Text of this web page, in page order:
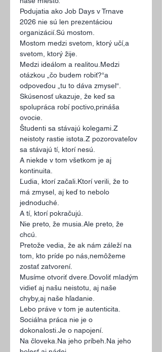
Podujatia ako Job Days v Trnave
2026 nie sú len prezentáciou
organizácií.Sú mostom.
Mostom medzi svetom, ktorý učí,a
svetom, ktorý žije.
Medzi ideálom a realitou.Medzi
otázkou „čo budem robiť?“a
odpoveďou „tu to dáva zmysel“.
Skúsenosť ukazuje, že keď sa
spolupráca robí poctivo,prináša
ovocie.
Študenti sa stávajú kolegami.Z
neistoty rastie istota.Z pozorovateľov
sa stávajú tí, ktorí nesú.
A niekde v tom všetkom je aj
kontinuita.
Ľudia, ktorí začali.Ktorí verili, že to
má zmysel, aj keď to nebolo
jednoduché.
A tí, ktorí pokračujú.
Nie preto, že musia.Ale preto, že
chcú.
Pretože vedia, že ak nám záleží na
tom, kto príde po nás,nemôžeme
zostať zatvorení.
Musíme otvoriť dvere.Dovoliť mladým
vidieť aj našu neistotu, aj naše
chyby,aj naše hľadanie.
Lebo práve v tom je autenticita.
Sociálna práca nie je o
dokonalosti.Je o napojení.
Na človeka.Na jeho príbeh.Na jeho